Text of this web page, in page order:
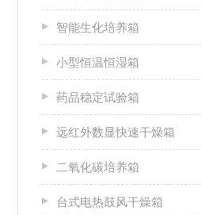
智能生化培养箱
小型恒温恒湿箱
药品稳定试验箱
远红外数显快速干燥箱
二氧化碳培养箱
台式电热鼓风干燥箱